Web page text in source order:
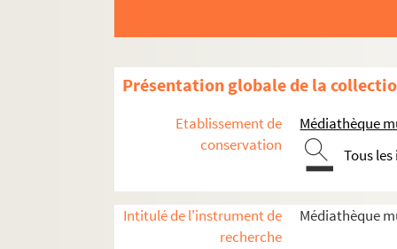
Présentation globale de la
Etablissement de
conservation
Médiathèque
Tous
Intitulé de l'instrument de
recherche
Médiathèque
Ms C 835. Copie d'une lettre que le sieur
Ms C 837. Recueil factice de poésies de tous
Ms C 838. Copie de la lettre à Son Altesse
Ms C 839. Copie de la lettre écrite par
Ms C 840. Copie de la lettre de Voltaire à Jore,